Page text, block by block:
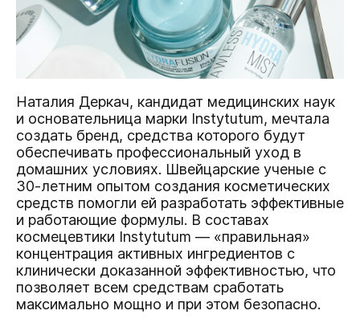
Наталия Деркач, кандидат медицинских наук
и основательница марки Instytutum, мечтала
создать бренд, средства которого будут
обеспечивать профессиональный уход в
домашних условиях. Швейцарские ученые с
30-летним опытом создания косметических
средств помогли ей разработать эффективные
и работающие формулы. В составах
космецевтики Instytutum — «правильная»
концентрация активных ингредиентов с
клинически доказанной эффективностью, что
позволяет всем средствам сработать
максимально мощно и при этом безопасно.